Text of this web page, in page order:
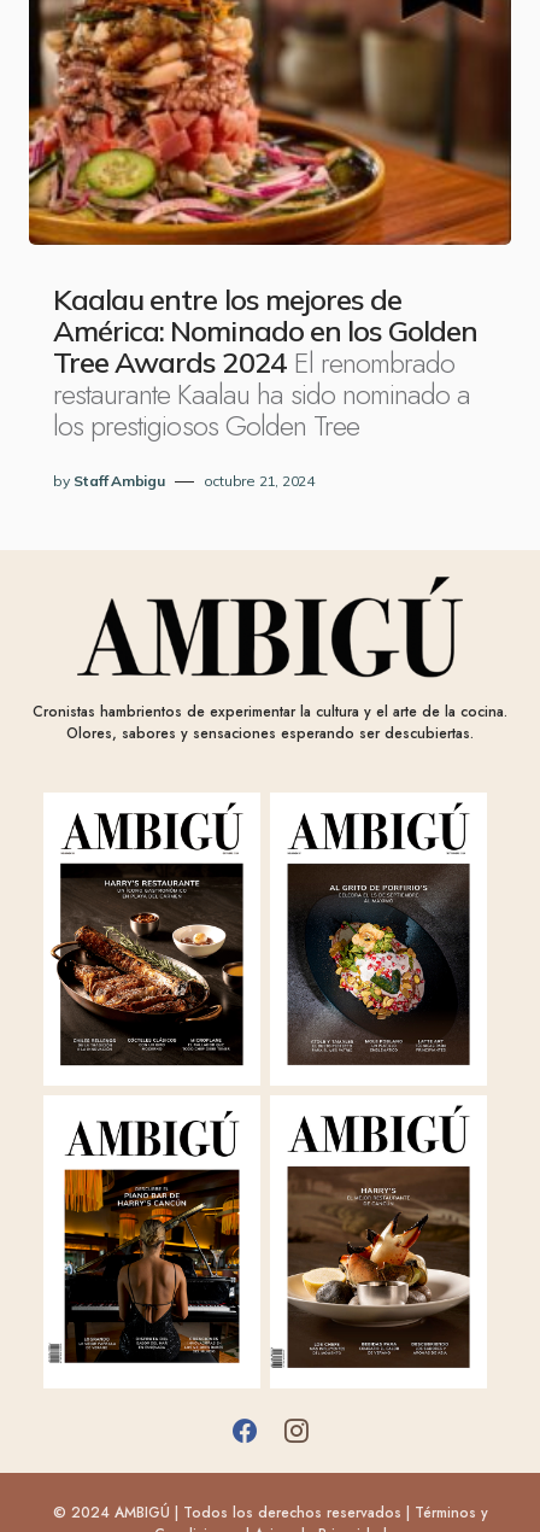
Kaalau entre los mejores de
América: Nominado en los Golden
Tree Awards 2024 El renombrado
restaurante Kaalau ha sido nominado a
los prestigiosos Golden Tree
by Staff Ambigu octubre 21, 2024
Cronistas hambrientos de experimentar la cultura y el arte de la cocina.
Olores, sabores y sensaciones esperando ser descubiertas.
© 2024 AMBIGÚ | Todos los derechos reservados | Términos y